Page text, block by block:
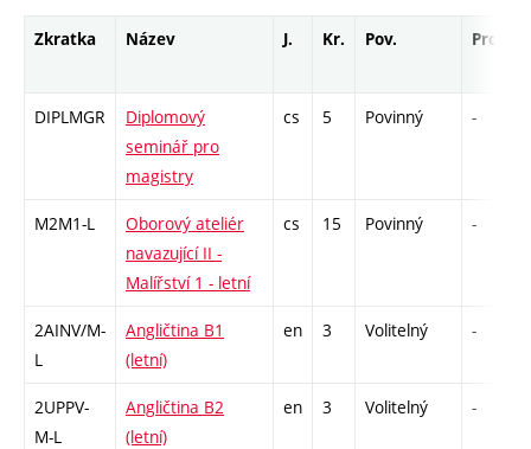
Zkratka Název J. Kr. Pov. Prof.
DIPLMGR
Diplomový
seminář pro
magistry
cs 5 Povinný -
M2M1-L
Oborový ateliér
navazující II -
Malířství 1 - letní
cs 15 Povinný -
2AINV/M-
L
Angličtina B1
(letní)
en 3 Volitelný -
2UPPV-
M-L
Angličtina B2
(letní)
en 3 Volitelný -